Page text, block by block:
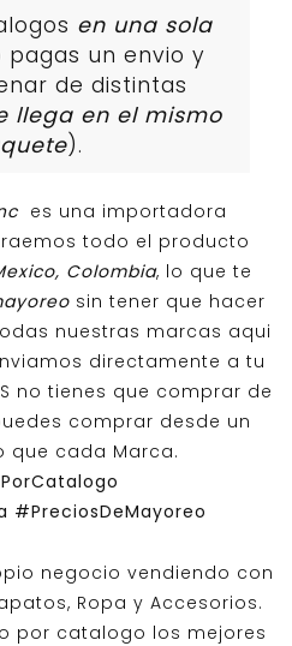
en una sola
pagas un envio y
de distintas
llega en el mismo
).
es una importadora
todo el producto
Colombia, lo que te
sin tener que hacer
nuestras marcas aqui
directamente a tu
no tienes que comprar de
comprar desde un
que cada Marca.
#PreciosDeMayoreo
negocio vendiendo con
Ropa y Accesorios.
por catalogo los mejores